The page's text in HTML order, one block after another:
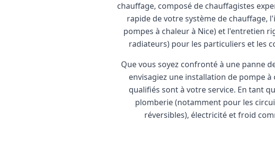
chauffage, composé de chauffagistes
rapide de votre système de
pompes à chaleur à Nice) et l'entretien
radiateurs) pour les particuliers et les
Que vous soyez confronté à une panne
envisagiez une installation de pompe
qualifiés sont à votre service. En tant
plomberie(notamment pour les
réversibles), électricitéetfroid